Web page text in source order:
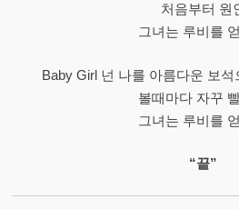
처음부터 원
그녀는 루비를
Baby Girl 넌 나를 아름다운 보
볼때마다 자꾸
그녀는 루비를
“끝”